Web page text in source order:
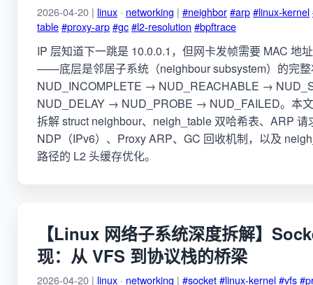
2026-04-20 | linux · networking | #neighbor#arp#linux-kernel
table#proxy-arp#gc#l2-resolution #bpftrace
IP 层知道下一跳是 10.0.0.1，但网卡发帧需要 MAC 地
——底层是邻居子系统（neighbour subsystem）的完
NUD_INCOMPLETE → NUD_REACHABLE →
NUD_DELAY → NUD_PROBE → NUD_FAILED。本
拆解 struct neighbour、neigh_table 双哈希表、ARP 请
NDP（IPv6）、Proxy ARP、GC 回收机制，以及
路径的 L2 头缓存优化。
【Linux 网络子系统深度拆解】
现：从 VFS 到协议栈的桥梁
2026-04-20 | linux · networking | #socket#linux-kernel#vfs